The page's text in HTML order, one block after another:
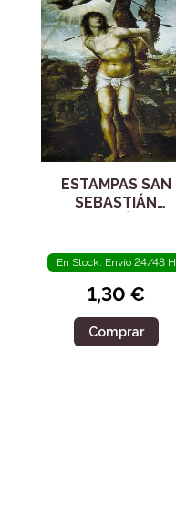
ESTAMPAS SAN
SEBASTIÁN
En Stock. Envío 24/48 H
1,30 €
Comprar